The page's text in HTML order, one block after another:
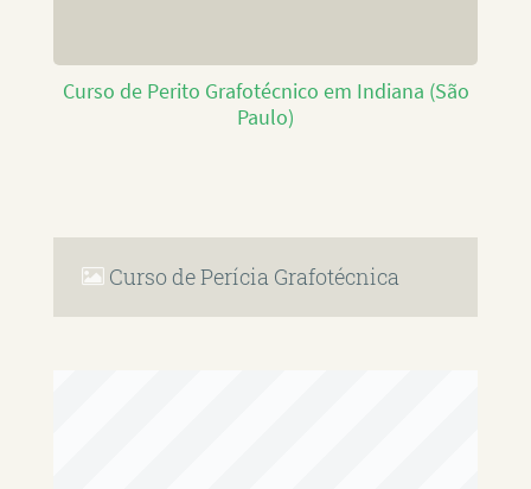
Curso de Perito Grafotécnico em Indiana (São
Paulo)
Curso de Perícia Grafotécnica